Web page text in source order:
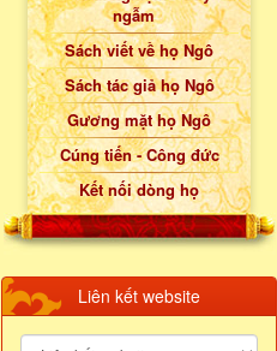
ngẫm
Sách viết về họ Ngô
Sách tác giả họ Ngô
Gương mặt họ Ngô
Cúng tiến - Công đức
Kết nối dòng họ
Liên kết website